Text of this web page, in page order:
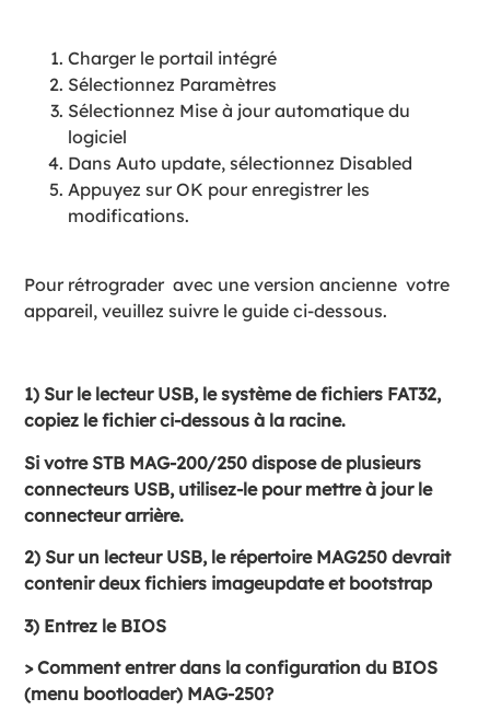
Charger le portail intégré
Sélectionnez Paramètres
Sélectionnez Mise à jour automatique du
logiciel
Dans Auto update, sélectionnez Disabled
Appuyez sur OK pour enregistrer les
modifications.
Pour rétrograder avec une version ancienne votre
appareil, veuillez suivre le guide ci-dessous.
1) Sur le lecteur USB, le système de fichiers FAT32,
copiez le fichier ci-dessous à la racine.
Si votre STB MAG-200/250 dispose de plusieurs
connecteurs USB, utilisez-le pour mettre à jour le
connecteur arrière.
2) Sur un lecteur USB, le répertoire MAG250 devrait
contenir deux fichiers imageupdate et bootstrap
3) Entrez le BIOS
> Comment entrer dans la configuration du BIOS
(menu bootloader) MAG-250?